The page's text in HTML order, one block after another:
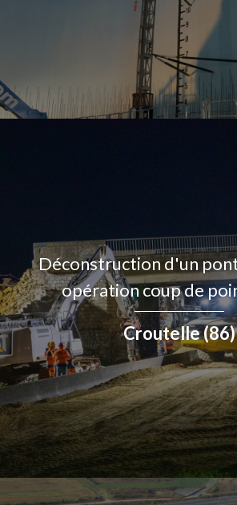
Déconstruction d'un
opération coup de
Croutelle (86)